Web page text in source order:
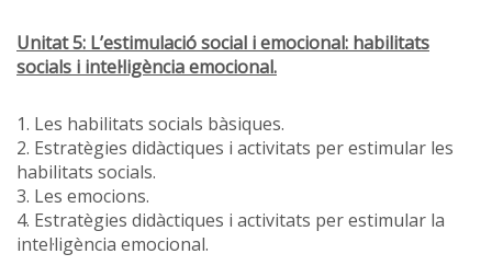
Unitat 5: L’estimulació social i emocional: habilitats
socials i intel·ligència emocional.
1. Les habilitats socials bàsiques.
2. Estratègies didàctiques i activitats per estimular les
habilitats socials.
3. Les emocions.
4. Estratègies didàctiques i activitats per estimular la
intel·ligència emocional.